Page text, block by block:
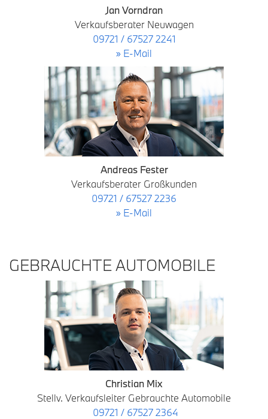
Jan Vorndran
Verkaufsberater Neuwagen
09721 / 67527 2241
» E-Mail
Andreas Fester
Verkaufsberater Großkunden
09721 / 67527 2236
» E-Mail
GEBRAUCHTE AUTOMOBILE
Christian Mix
Stellv. Verkaufsleiter Gebrauchte Automobile
09721 / 67527 2364